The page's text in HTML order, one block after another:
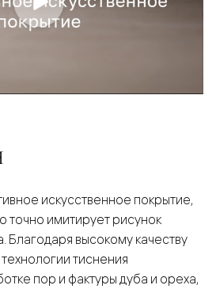
искусственное покрытие,
точно имитирует рисунок
Благодаря высокому качеству
тиснения
пор и фактуры дуба и ореха,